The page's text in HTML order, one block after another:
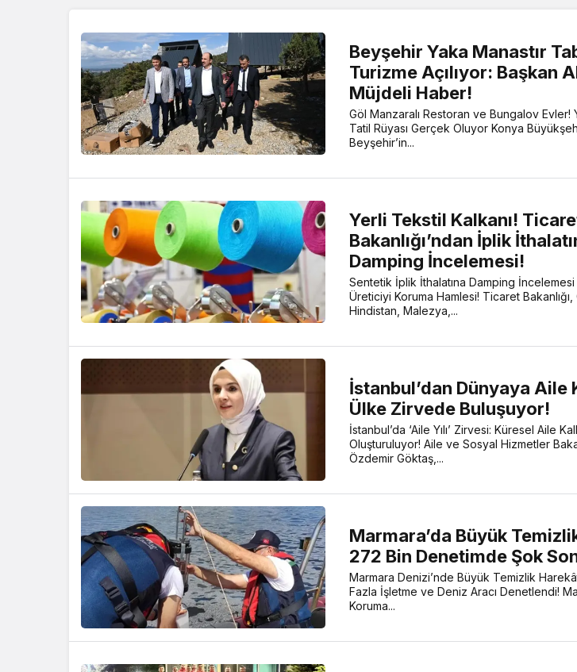
Beyşehir Yaka Manastır
Turizme Açılıyor: Başkan
Müjdeli Haber!
Göl Manzaralı Restoran ve Bungalov Evler!
Tatil Rüyası Gerçek Oluyor Konya
Beyşehir’in...
Yerli Tekstil Kalkanı!
Bakanlığı’ndan İplik
Damping İncelemesi!
Sentetik İplik İthalatına Damping İncelemesi
Üreticiyi Koruma Hamlesi! Ticaret
Hindistan, Malezya,...
İstanbul’dan Dünyaya Aile
Ülke Zirvede Buluşuyor!
İstanbul’da ‘Aile Yılı’ Zirvesi: Küresel Aile
Oluşturuluyor! Aile ve Sosyal Hizmetler
Özdemir Göktaş,...
Marmara’da Büyük
272 Bin Denetimde Şok
Marmara Denizi’nde Büyük Temizlik
Fazla İşletme ve Deniz Aracı Denetlendi!
Koruma...